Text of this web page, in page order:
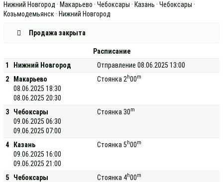
Нижний Новгород · Макарьево · Чебоксары · Казань · Чебоксары ·
Козьмодемьянск · Нижний Новгород
Продажа закрыта
Расписание
1
Нижний Новгород
Отправление 08.06.2025 13:00
2
Макарьево
08.06.2025 18:30
08.06.2025 20:30
Стоянка 2 h00m
3
Чебоксары
09.06.2025 06:30
09.06.2025 07:00
Стоянка 30m
4
Казань
09.06.2025 16:00
09.06.2025 21:00
Стоянка 5 h00m
5
Чебоксары
Стоянка 4h00m